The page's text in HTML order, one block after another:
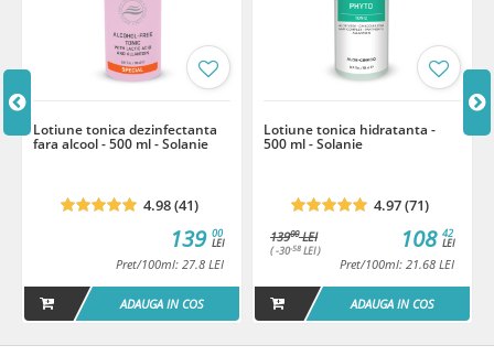
Termen de valabilitate: 12 luni de la prima deschidere a produsului.
Lotiune tonica dezinfectanta
fara alcool - 500 ml - Solanie
4.98 (41)
00
LEI
139
Pret/100ml: 27.8 LEI
ADAUGA IN COS
Lotiune tonica hidratanta -
500 ml - Solanie
4.97 (71)
13900LEI
( -30-58 LEI )
42
LEI
108
Pret/100ml: 21.68 LEI
ADAUGA IN COS